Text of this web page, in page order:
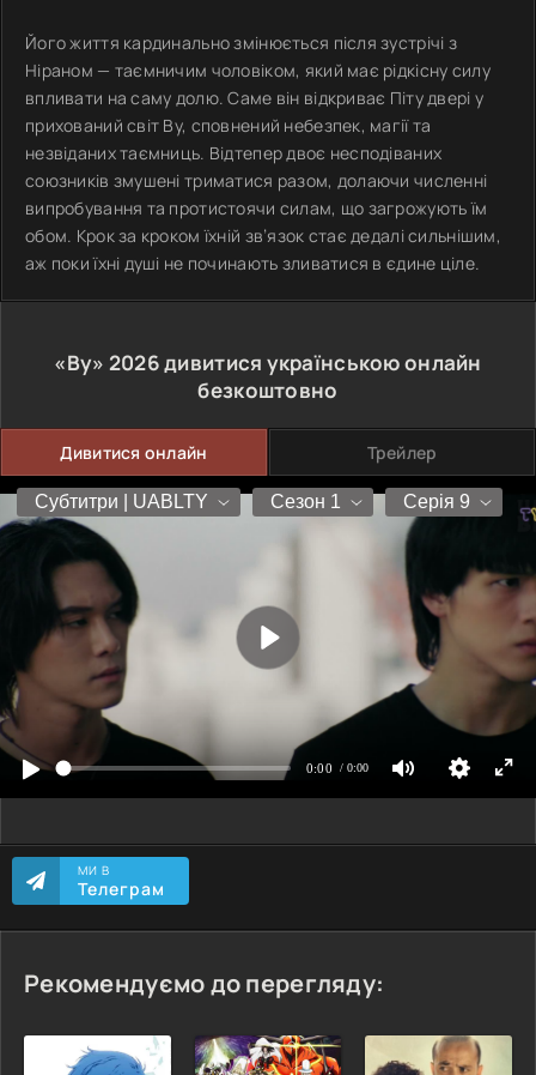
Його життя кардинально змінюється після зустрічі з
Ніраном — таємничим чоловіком, який має рідкісну силу
впливати на саму долю. Саме він відкриває Піту двері у
прихований світ Ву, сповнений небезпек, магії та
незвіданих таємниць. Відтепер двоє несподіваних
союзників змушені триматися разом, долаючи численні
випробування та протистоячи силам, що загрожують їм
обом. Крок за кроком їхній зв’язок стає дедалі сильнішим,
аж поки їхні душі не починають зливатися в єдине ціле.
«Ву» 2026дивитися українською онлайн
безкоштовно
Дивитися онлайн Трейлер
МИ В
Телеграм
Рекомендуємо до перегляду: